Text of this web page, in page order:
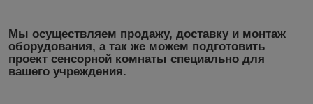
Мы осуществляем продажу, доставку и монтаж
оборудования, а так же можем подготовить
проект сенсорной комнаты специально для
вашего учреждения.